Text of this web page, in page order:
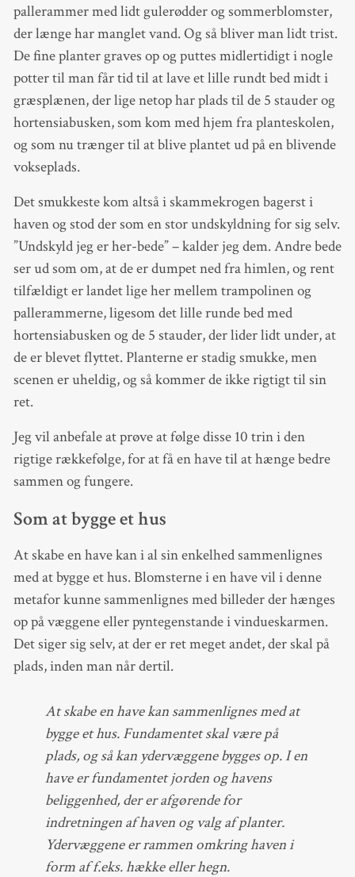
pallerammer med lidt gulerødder og sommerblomster,
der længe har manglet vand. Og så bliver man lidt trist.
De fine planter graves op og puttes midlertidigt i nogle
potter til man får tid til at lave et lille rundt bed midt i
græsplænen, der lige netop har plads til de 5 stauder og
hortensiabusken, som kom med hjem fra planteskolen,
og som nu trænger til at blive plantet ud på en blivende
vokseplads.
Det smukkeste kom altså i skammekrogen bagerst i
haven og stod der som en stor undskyldning for sig selv.
”Undskyld jeg er her-bede” – kalder jeg dem. Andre bede
ser ud som om, at de er dumpet ned fra himlen, og rent
tilfældigt er landet lige her mellem trampolinen og
pallerammerne, ligesom det lille runde bed med
hortensiabusken og de 5 stauder, der lider lidt under, at
de er blevet flyttet. Planterne er stadig smukke, men
scenen er uheldig, og så kommer de ikke rigtigt til sin
ret.
Jeg vil anbefale at prøve at følge disse 10 trin i den
rigtige rækkefølge, for at få en have til at hænge bedre
sammen og fungere.
Som at bygge et hus
At skabe en have kan i al sin enkelhed sammenlignes
med at bygge et hus. Blomsterne i en have vil i denne
metafor kunne sammenlignes med billeder der hænges
op på væggene eller pyntegenstande i vindueskarmen.
Det siger sig selv, at der er ret meget andet, der skal på
plads, inden man når dertil.
At skabe en have kan sammenlignes med at
bygge et hus. Fundamentet skal være på
plads, og så kan ydervæggene bygges op. I en
have er fundamentet jorden og havens
beliggenhed, der er afgørende for
indretningen af haven og valg af planter.
Ydervæggene er rammen omkring haven i
form af f.eks. hække eller hegn.